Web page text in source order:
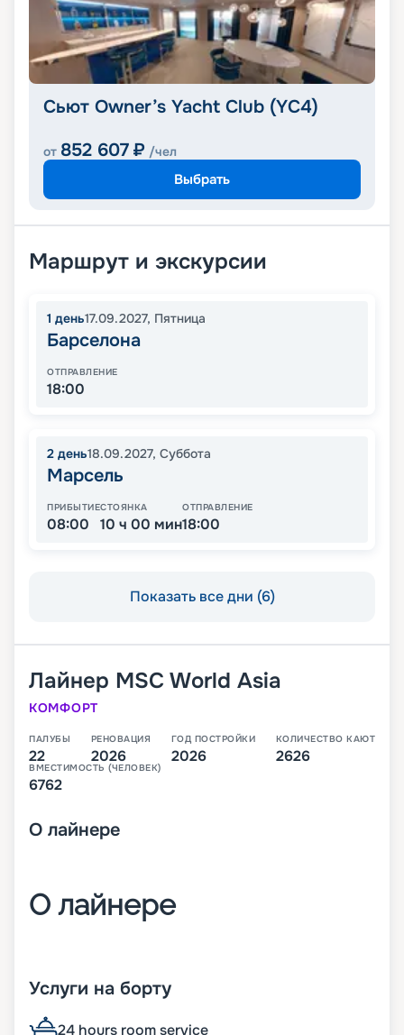
Сьют Owner’s Yacht Club (YC4)
от 852 607 ₽ /чел
Выбрать
Маршрут и экскурсии
1 день17.09.2027, Пятница
Барселона
ОТПРАВЛЕНИЕ
18:00
2 день18.09.2027, Суббота
Марсель
ПРИБЫТИЕ
08:00
СТОЯНКА
10 ч 00 мин
ОТПРАВЛЕНИЕ
18:00
Показать все дни (6)
Лайнер MSC World Asia
КОМФОРТ
ПАЛУБЫ
22
РЕНОВАЦИЯ
2026
ГОД ПОСТРОЙКИ
2026
КОЛИЧЕСТВО КАЮТ
2626
ВМЕСТИМОСТЬ (ЧЕЛОВЕК)
6762
О лайнере
О лайнере
который будет спущен на воду в 2026 году. В
своем первом сезоне он будет выполнять круизы
по Средиземноморью.
Услуги на борту
24 hours room service